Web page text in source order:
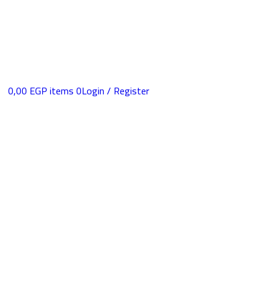
Login / Register
0
items
0,00 EGP